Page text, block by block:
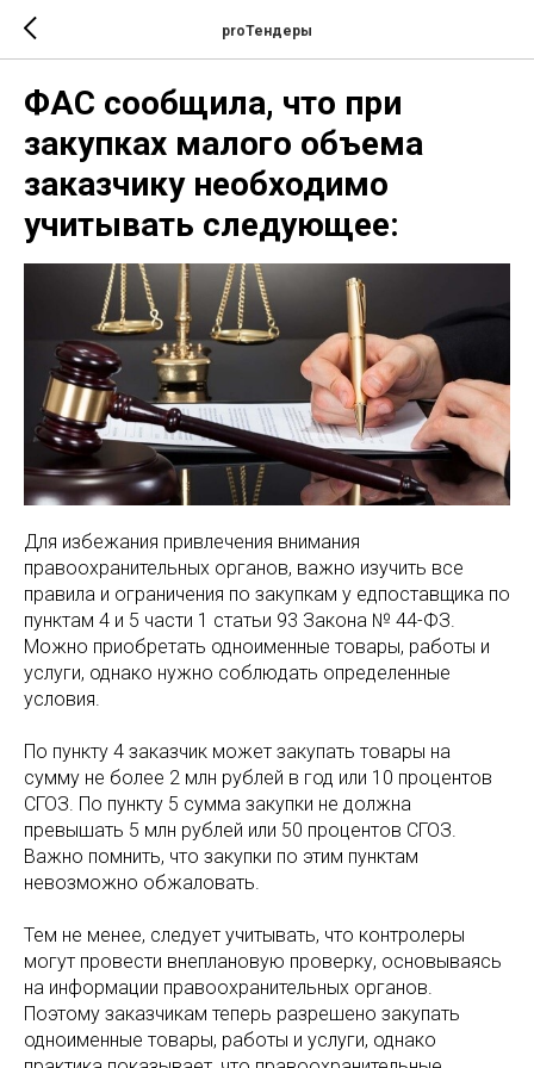
proТендеры
ФАС сообщила, что при
закупках малого объема
заказчику необходимо
учитывать следующее:
Для избежания привлечения внимания
правоохранительных органов, важно изучить все
правила и ограничения по закупкам у едпоставщика по
пунктам 4 и 5 части 1 статьи 93 Закона № 44-ФЗ.
Можно приобретать одноименные товары, работы и
услуги, однако нужно соблюдать определенные
условия.
По пункту 4 заказчик может закупать товары на
сумму не более 2 млн рублей в год или 10 процентов
СГОЗ. По пункту 5 сумма закупки не должна
превышать 5 млн рублей или 50 процентов СГОЗ.
Важно помнить, что закупки по этим пунктам
невозможно обжаловать.
Тем не менее, следует учитывать, что контролеры
могут провести внеплановую проверку, основываясь
на информации правоохранительных органов.
Поэтому заказчикам теперь разрешено закупать
одноименные товары, работы и услуги, однако